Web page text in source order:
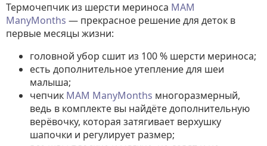
Термочепчик из шерсти мериноса MAM
ManyMonths — прекрасное решение для деток в
первые месяцы жизни:
головной убор сшит из 100 % шерсти мериноса;
есть дополнительное утепление для шеи
малыша;
чепчик MAM ManyMonths многоразмерный,
ведь в комплекте вы найдёте дополнительную
верёвочку, которая затягивает верхушку
шапочки и регулирует размер;